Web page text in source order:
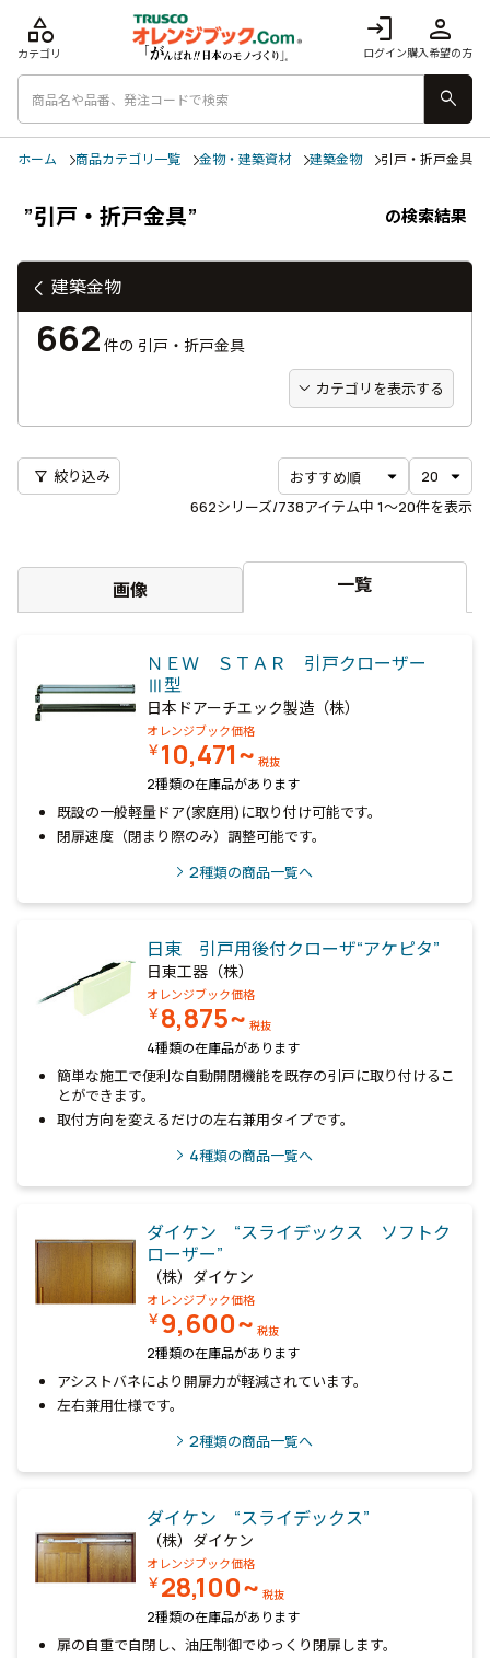
login
ログイン
person
購入希望の方
category
カテゴリ
search
ホーム 商品カテゴリ一覧 金物・建築資材 建築金物 引戸・折戸金具
”引戸・折戸金具” の検索結果
662シリーズ/738アイテム中 1〜20件を表示
filter_alt 絞り込み
画像 一覧
ＮＥＷ ＳＴＡＲ 引戸クローザー
Ⅲ型
日本ドアーチエック製造（株）
オレンジブック価格
￥10,471~ 税抜
2種類の在庫品があります
既設の一般軽量ドア(家庭用)に取り付け可能です。
閉扉速度（閉まり際のみ）調整可能です。
2種類の商品一覧へ
日東 引戸用後付クローザ“アケピタ”
日東工器（株）
オレンジブック価格
￥8,875~ 税抜
4種類の在庫品があります
簡単な施工で便利な自動開閉機能を既存の引戸に取り付けるこ
とができます。
取付方向を変えるだけの左右兼用タイプです。
4種類の商品一覧へ
ダイケン “スライデックス ソフトク
ローザー”
（株）ダイケン
オレンジブック価格
￥9,600~ 税抜
2種類の在庫品があります
アシストバネにより開扉力が軽減されています。
左右兼用仕様です。
2種類の商品一覧へ
ダイケン “スライデックス”
（株）ダイケン
オレンジブック価格
￥28,100~ 税抜
2種類の在庫品があります
扉の自重で自閉し、油圧制御でゆっくり閉扉します。
建築金物
662 件の 引戸・折戸金具
カテゴリを表示する